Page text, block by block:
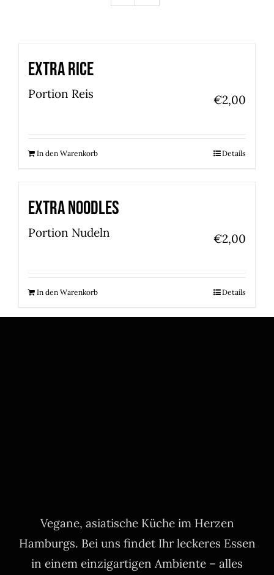
Extra Rice
Portion Reis €2,00
In den Warenkorb Details
Extra Noodles
Portion Nudeln €2,00
In den Warenkorb Details
Vegane, asiatische Küche im Herzen
Hamburgs. Bei uns findet Ihr leckeres Essen
in einem einzigartigen Ambiente – alles